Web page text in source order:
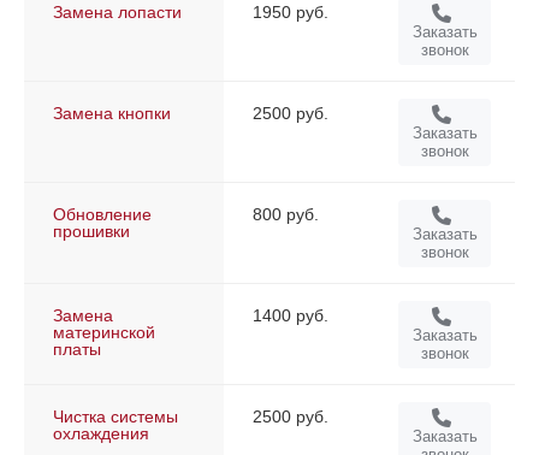
Замена лопасти 1950 руб.
Заказать
звонок
Замена кнопки 2500 руб.
Заказать
звонок
Обновление
прошивки
800 руб.
Заказать
звонок
Замена
материнской
платы
1400 руб.
Заказать
звонок
Чистка системы
охлаждения
2500 руб.
Заказать